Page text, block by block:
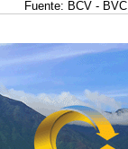
Fuente: BCV - BVC